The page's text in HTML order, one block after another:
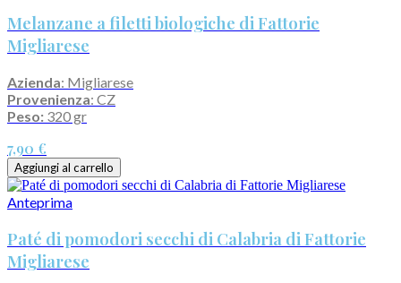
Melanzane a filetti biologiche di Fattorie
Migliarese
Azienda: Migliarese
Provenienza: CZ
Peso: 320 gr
7,90 €
Aggiungi al carrello
Anteprima
Paté di pomodori secchi di Calabria di Fattorie
Migliarese